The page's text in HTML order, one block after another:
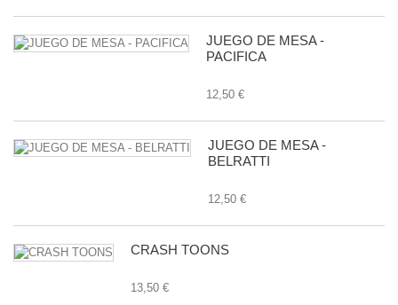
JUEGO DE MESA -
PACIFICA
12,50 €
JUEGO DE MESA -
BELRATTI
12,50 €
CRASH TOONS
13,50 €